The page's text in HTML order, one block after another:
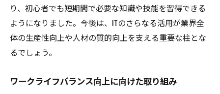
り、初心者でも短期間で必要な知識や技能を習得できる
ようになりました。今後は、ITのさらなる活用が業界全
体の生産性向上や人材の質的向上を支える重要な柱とな
るでしょう。
ワークライフバランス向上に向けた取り組み